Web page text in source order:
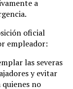
a
oficial
empleador:
las severas
y evitar
quienes no